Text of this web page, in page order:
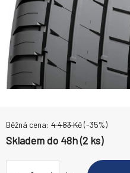
Běžná cena: 4 483Kč(-35%)
Skladem do 48h (2 ks)